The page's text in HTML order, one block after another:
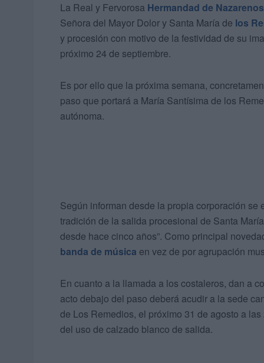
La Real y Fervorosa Hermandad de Nazarenos
Señora del Mayor Dolor y Santa María de los
y procesión con motivo de la festividad de su
próximo 24 de septiembre.
Es por ello que la próxima semana,
paso que portará a María Santísima de los
autónoma.
Según informan desde la propia corporación se
tradición de la salida procesional de Santa
desde hace cinco años”. Como principal
banda de música en vez de por agrupación
En cuanto a la llamada a los costaleros, dan a
acto debajo del paso deberá acudir a la sede
de Los Remedios, el próximo 31 de agosto a
del uso de calzado blanco de salida.